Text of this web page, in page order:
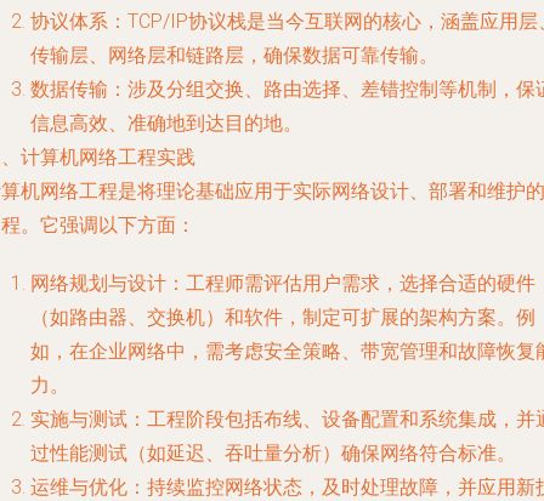
协议体系：TCP/IP协议栈是当今互联网的核心，涵盖应用层
传输层、网络层和链路层，确保数据可靠传输。
数据传输：涉及分组交换、路由选择、差错控制等机制，保
信息高效、准确地到达目的地。
计算机网络工程实践
机网络工程是将理论基础应用于实际网络设计、部署和维护的
。它强调以下方面：
网络规划与设计：工程师需评估用户需求，选择合适的硬件
（如路由器、交换机）和软件，制定可扩展的架构方案。例
如，在企业网络中，需考虑安全策略、带宽管理和故障恢复
力。
实施与测试：工程阶段包括布线、设备配置和系统集成，并
过性能测试（如延迟、吞吐量分析）确保网络符合标准。
运维与优化：持续监控网络状态，及时处理故障，并应用新